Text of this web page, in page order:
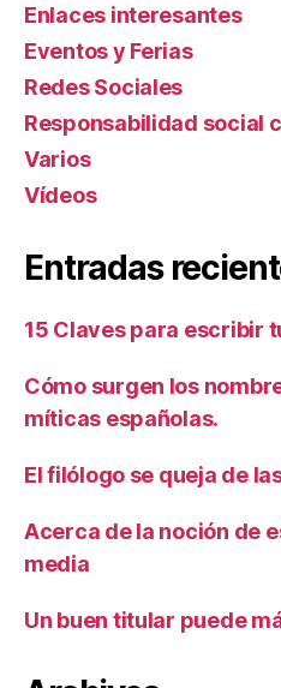
Enlaces interesantes
Eventos y Ferias
Redes Sociales
Responsabilidad social
Varios
Ví­deos
Entradas
15 Claves para escribir
Cómo surgen los
míticas españolas.
El filólogo se queja de
Acerca de la noción de
media
Un buen titular puede